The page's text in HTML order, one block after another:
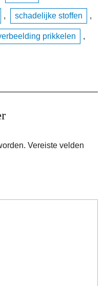
, schadelijke stoffen ,
prikkelen ,
Vereiste velden